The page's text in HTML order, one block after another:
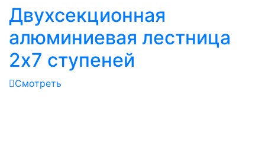
Двухсекционная
алюминиевая лестница
2х7 ступеней
Смотреть